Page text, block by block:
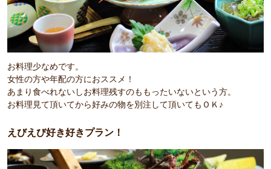
お料理少なめです。
女性の方や年配の方におススメ！
あまり食べれないしお料理残すのももったいないという方。
お料理見て頂いてから好みの物を別注して頂いてもＯＫ♪
えびえび好き好きプラン！